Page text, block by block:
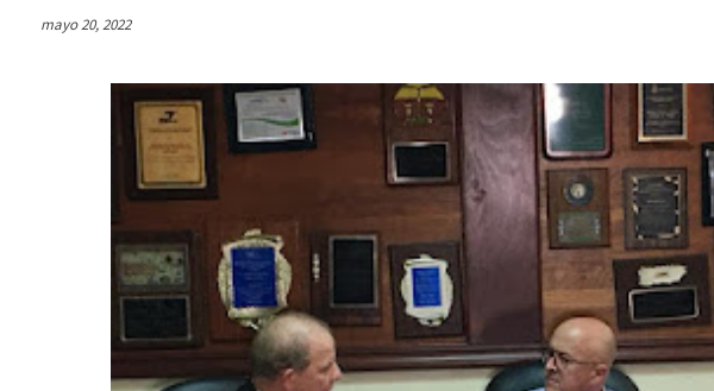
mayo 20, 2022